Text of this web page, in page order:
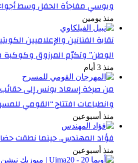
وبوسي مفاجأة الحفل وسط
منذ يومين
نقابة الفنانين والإعلاميين
الوطن” وتكرّم المرزوق وكوكبة
منذ 3 أيام
من صرخة إسعاد يونس إلى
وانطباعات افتتاح “القومي
منذ أسبوعين
فؤاد المهندس.. حينما نطقت
منذ أسبوعين